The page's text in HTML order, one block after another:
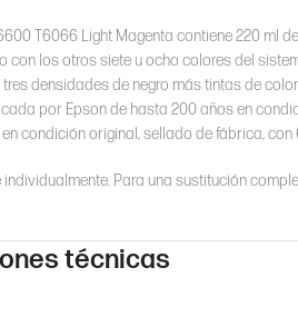
T6066 Light Magenta contiene 220 ml
con los otros siete u ocho colores del
densidades de negro más tintas de
por Epson de hasta 200 años en
en condición original, sellado de fábrica,
Para una sustitución
técnicas